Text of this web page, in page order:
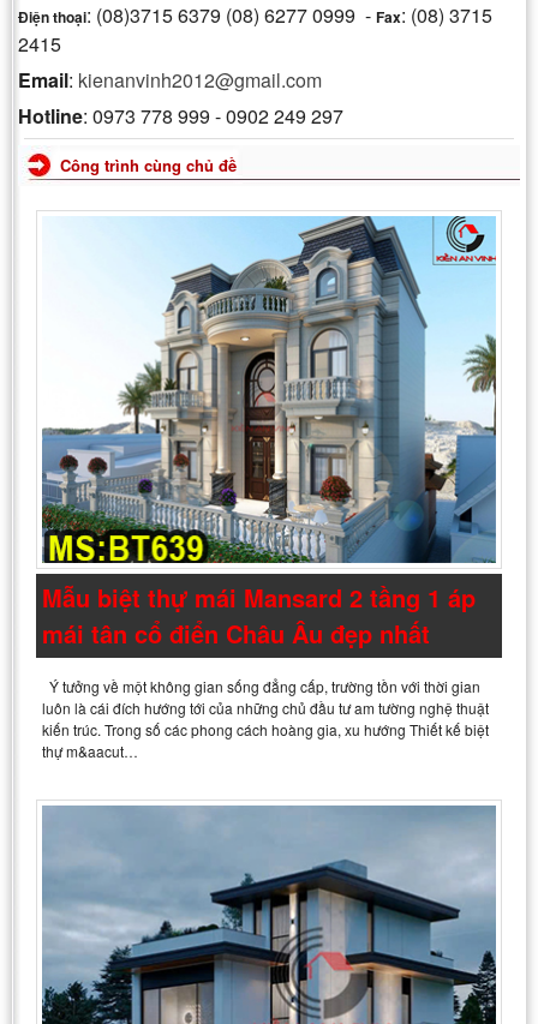
Điện thoại: (08)3715 6379 (08) 6277 0999 - Fax: (08) 3715
2415
Email: kienanvinh2012@gmail.com
Hotline: 0973 778 999 - 0902 249 297
Công trình cùng chủ đề
Mẫu biệt thự mái Mansard 2 tầng 1 áp
mái tân cổ điển Châu Âu đẹp nhất
Ý tưởng về một không gian sống đẳng cấp, trường tồn với thời gian
luôn là cái đích hướng tới của những chủ đầu tư am tường nghệ thuật
kiến trúc. Trong số các phong cách hoàng gia, xu hướng Thiết kế biệt
thự m&aacut…